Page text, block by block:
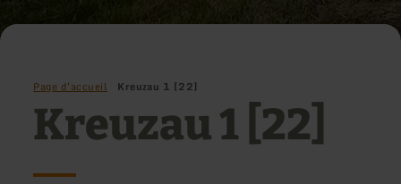
Page d'accueil Kreuzau 1 [22]
Kreuzau 1 [22]